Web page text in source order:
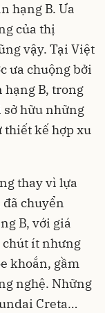
hạng B. Ưa
của thị
vậy. Tại Việt
ưa chuộng bởi
hạng B, trong
hữu những
thiết kế hợp xu
thay vì lựa
chuyển
B, với giá
chút ít nhưng
khoắn, gầm
nghệ. Những
Creta…